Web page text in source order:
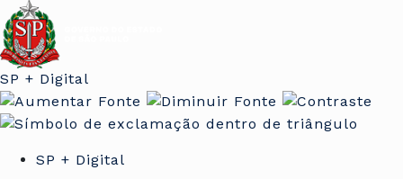
SP + Digital
SP + Digital